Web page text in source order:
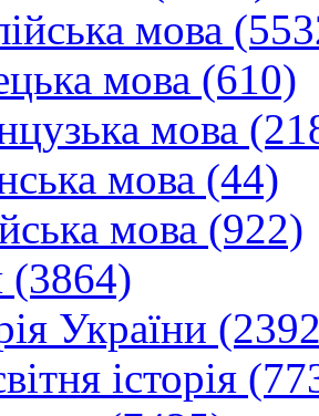
мова
мова (610)
мова
мова (44)
мова (922)
(3864)
України
історія